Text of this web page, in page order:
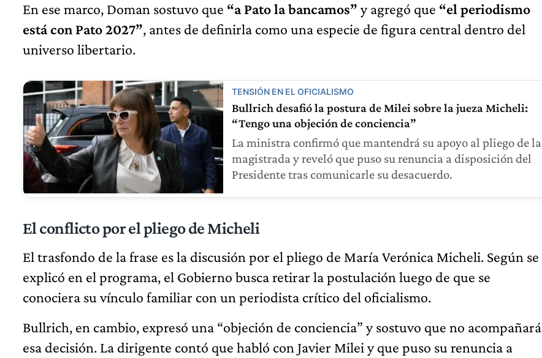
En ese marco, Doman sostuvo que “a Pato la bancamos” y agregó que “el periodismo
está con Pato 2027”, antes de definirla como una especie de figura central dentro del
universo libertario.
TENSIÓN EN EL OFICIALISMO
Bullrich desafió la postura de Milei sobre la jueza Micheli:
“Tengo una objeción de conciencia”
La ministra confirmó que mantendrá su apoyo al pliego de la
magistrada y reveló que puso su renuncia a disposición del
Presidente tras comunicarle su desacuerdo.
El conflicto por el pliego de Micheli
El trasfondo de la frase es la discusión por el pliego de María Verónica Micheli. Según se
explicó en el programa, el Gobierno busca retirar la postulación luego de que se
conociera su vínculo familiar con un periodista crítico del oficialismo.
Bullrich, en cambio, expresó una “objeción de conciencia” y sostuvo que no acompañará
esa decisión. La dirigente contó que habló con Javier Milei y que puso su renuncia a